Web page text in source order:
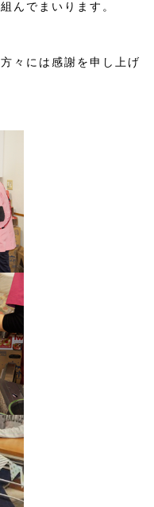
んでまいります。
々には感謝を申し上げ